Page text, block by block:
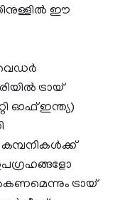
ഈ
ട്രായ്
ഓഫ് ഇന്ത്യ)
ട്രായ്